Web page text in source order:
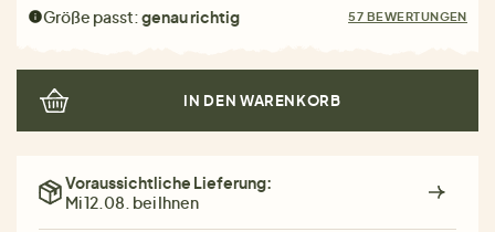
Größe passt:genau richtig 57 BEWERTUNGEN
IN DEN WARENKORB
Voraussichtliche Lieferung:
Mi 12.08. bei Ihnen